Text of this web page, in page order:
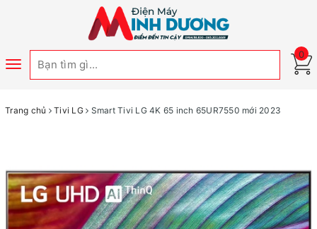
Toggle
0
Trang chủ Tivi LG Smart Tivi LG 4K 65 inch 65UR7550 mới 2023